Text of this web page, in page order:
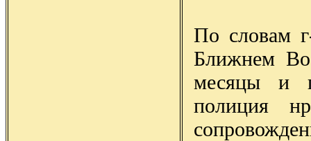
По словам
Ближнем
месяцы и
полиция